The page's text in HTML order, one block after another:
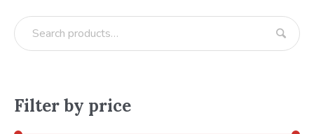
Filter by price